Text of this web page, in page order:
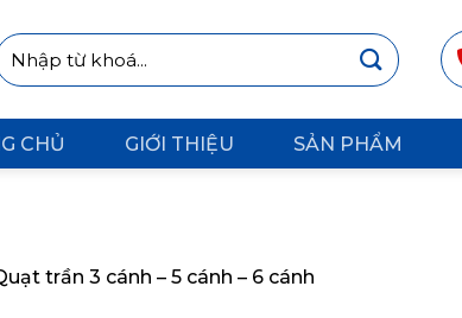
CHỦ GIỚI THIỆU SẢN PHẨM
trần 3 cánh – 5 cánh – 6 cánh